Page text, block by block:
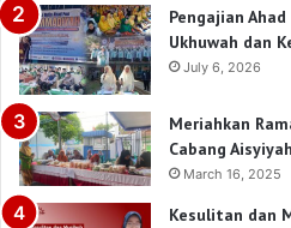
Pengajian
Ukhuwah dan
July 6, 2026
Meriahkan
Cabang
March 16, 2025
Kesulitan dan